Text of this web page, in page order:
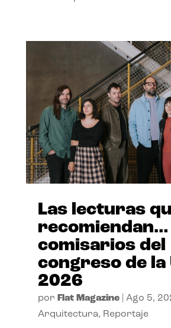
Las lecturas
recomiendan…
comisarios del
congreso de la
2026
por Flat Magazine| Ago 5,
Arquitectura, Reportaje